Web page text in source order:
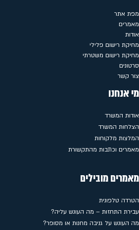
מפת אתר
מאמרים
אודות
מחיקת רישום פלילי
מחיקת רישום משטרתי
סרטונים
צור קשר
מי אנחנו
אודות המשרד
הצלחות המשרד
המלצות מלקוחות
מאמרים וכתבות מהתקשורת
מאמרים מובילים
הטרדה טלפונית
עבירת התחזות – מה העונש עליה?
מה העונש על גניבה מחנות או מסופר?